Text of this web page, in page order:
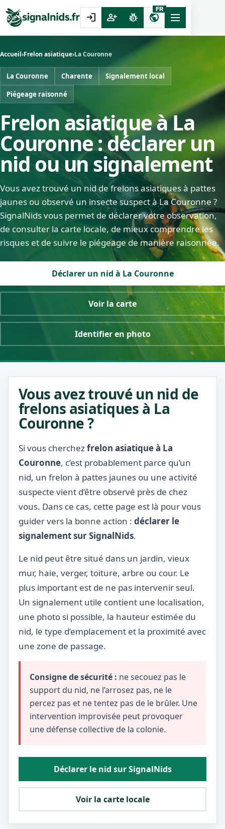
login person_add pest_control public
FR
Accueil›Frelon asiatique›La Couronne
La Couronne Charente
Signalement local
Piégeage raisonné
Frelon asiatique à La
Couronne : déclarer un
nid ou un signalement
Vous avez trouvé un nid de frelons asiatiques à pattes
jaunes ou observé un insecte suspect à La Couronne ?
SignalNids vous permet de déclarer votre observation,
de consulter la carte locale, de mieux comprendre les
risques et de suivre le piégeage de manière raisonnée.
Déclarer un nid à La Couronne
Voir la carte
Identifier en photo
Vous avez trouvé un nid de
frelons asiatiques à La
Couronne ?
Si vous cherchezfrelon asiatique à La
Couronne, c’est probablement parce qu’un
nid, un frelon à pattes jaunes ou une activité
suspecte vient d’être observé près de chez
vous. Dans ce cas, cette page est là pour vous
guider vers la bonne action : déclarer le
signalement sur SignalNids.
Le nid peut être situé dans un jardin, vieux
mur, haie, verger, toiture, arbre ou cour. Le
plus important est de ne pas intervenir seul.
Un signalement utile contient une localisation,
une photo si possible, la hauteur estimée du
nid, le type d’emplacement et la proximité avec
une zone de passage.
Consigne de sécurité : ne secouez pas le
support du nid, ne l’arrosez pas, ne le
percez pas et ne tentez pas de le brûler. Une
intervention improvisée peut provoquer
une défense collective de la colonie.
Déclarer le nid sur SignalNids
Voir la carte locale